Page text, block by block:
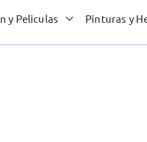
y Peliculas Pinturas y